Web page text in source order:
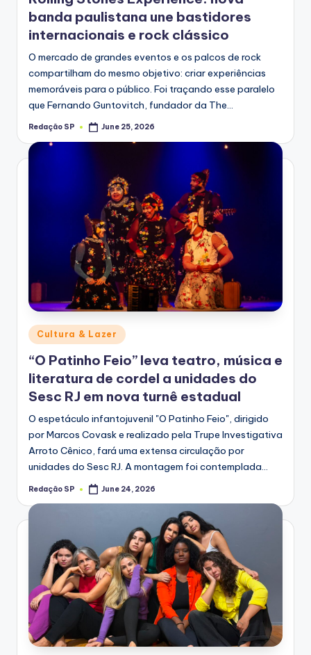
banda paulistana une bastidores
internacionais e rock clássico
O mercado de grandes eventos e os palcos de rock
compartilham do mesmo objetivo: criar experiências
memoráveis para o público. Foi traçando esse paralelo
que Fernando Guntovitch, fundador da The…
Posted
Redação SP June 25, 2026
Posted
in
Cultura & Lazer
“O Patinho Feio” leva teatro, música e
literatura de cordel a unidades do
Sesc RJ em nova turnê estadual
O espetáculo infantojuvenil "O Patinho Feio", dirigido
por Marcos Covask e realizado pela Trupe Investigativa
Arroto Cênico, fará uma extensa circulação por
unidades do Sesc RJ. A montagem foi contemplada…
Posted
Redação SP June 24, 2026